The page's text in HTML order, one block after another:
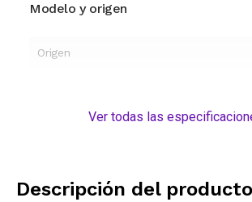
Modelo y origen
Origen
Ver todas las
Descripción del producto